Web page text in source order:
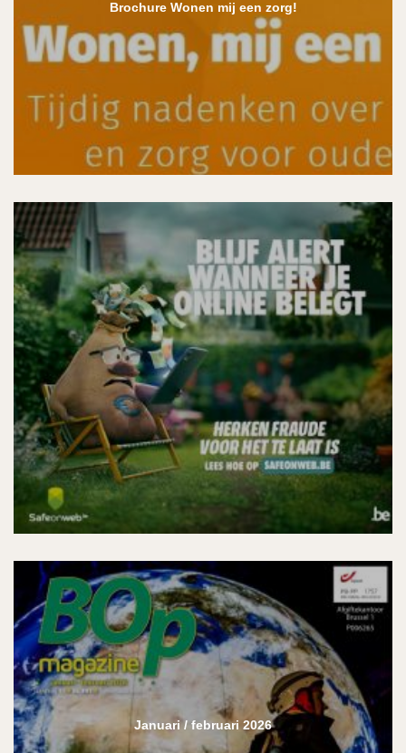
Brochure Wonen mij een zorg!
Januari / februari 2026